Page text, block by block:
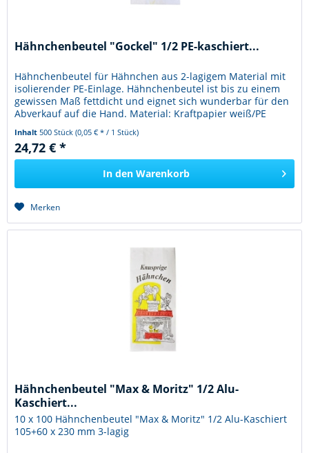
Hähnchenbeutel "Gockel" 1/2 PE-kaschiert...
Hähnchenbeutel für Hähnchen aus 2-lagigem Material mit
isolierender PE-Einlage. Hähnchenbeutel ist bis zu einem
gewissen Maß fettdicht und eignet sich wunderbar für den
Abverkauf auf die Hand. Material: Kraftpapier weiß/PE
Inhalt 500 Stück(0,05 € * / 1 Stück)
24,72 € *
In den Warenkorb
Merken
Hähnchenbeutel "Max & Moritz" 1/2 Alu-
Kaschiert...
10 x 100 Hähnchenbeutel "Max & Moritz" 1/2 Alu-Kaschiert
105+60 x 230 mm 3-lagig